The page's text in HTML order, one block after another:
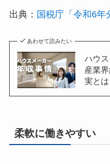
出典： 国税庁「令和6年
あわせて読みたい
ハウ
産業
実とは
柔軟に働きやすい